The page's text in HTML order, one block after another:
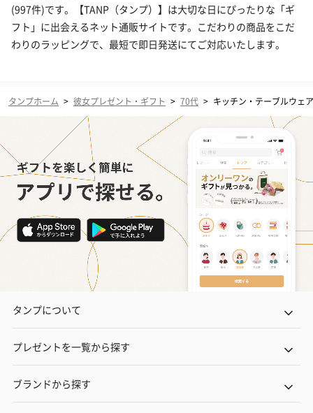
(997件)です。【TANP（タンプ）】は大切な日にぴったりな「ギ
フト」に出会えるネット通販サイトです。こだわりの商品をこだ
わりのラッピングで、最短で即日発送にてご対応いたします。
タンプホーム > 彼女プレゼント・ギフト > 70代 > キッチン・テーブルウェア
タンプについて
プレゼントを一覧から探す
ブランドから探す